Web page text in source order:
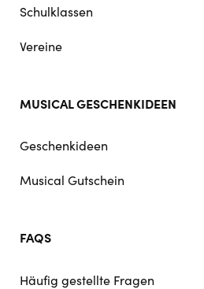
Schulklassen
Vereine
MUSICAL GESCHENKIDEEN
Geschenkideen
Musical Gutschein
FAQS
Häufig gestellte Fragen